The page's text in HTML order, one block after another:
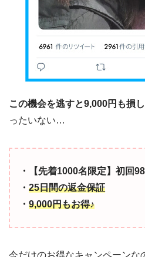
この機会を逃すと9,000円も損
ったいない…
・【先着1000名限定】初回
・ 25日間の返金保証
・ 9,000円もお得♪